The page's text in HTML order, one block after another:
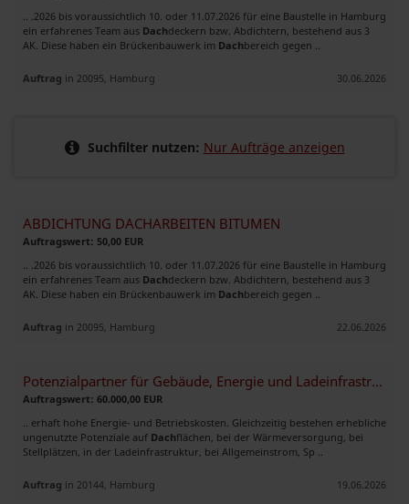
.. .2026 bis voraussichtlich 10. oder 11.07.2026 für eine Baustelle in Hamburg
ein erfahrenes Team aus Dachdeckern bzw. Abdichtern, bestehend aus 3
AK. Diese haben ein Brückenbauwerk im Dachbereich gegen ..
Auftrag in 20095, Hamburg 30.06.2026
Suchfilter nutzen: Nur Aufträge anzeigen
ABDICHTUNG DACHARBEITEN BITUMEN
Auftragswert: 50,00 EUR
.. .2026 bis voraussichtlich 10. oder 11.07.2026 für eine Baustelle in Hamburg
ein erfahrenes Team aus Dachdeckern bzw. Abdichtern, bestehend aus 3
AK. Diese haben ein Brückenbauwerk im Dachbereich gegen ..
Auftrag in 20095, Hamburg 22.06.2026
Potenzialpartner für Gebäude, Energie und Ladeinfrastruktur gesucht
Auftragswert: 60.000,00 EUR
.. erhaft hohe Energie- und Betriebskosten. Gleichzeitig bestehen erhebliche
ungenutzte Potenziale auf Dachflächen, bei der Wärmeversorgung, bei
Stellplätzen, in der Ladeinfrastruktur, bei Allgemeinstrom, Sp ..
Auftrag in 20144, Hamburg 19.06.2026